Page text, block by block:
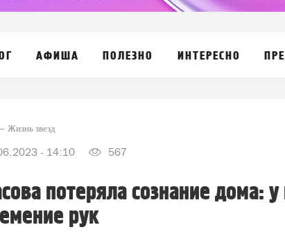
АФИША ПОЛЕЗНО ИНТЕРЕСНО
Жизнь звезд
- 14:10 567
потеряла сознание дома: у
рук